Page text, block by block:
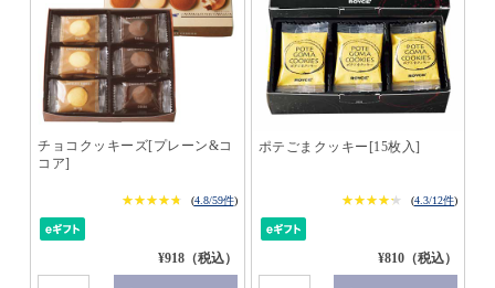
チョコクッキーズ[プレーン&コ
コア]
★★★★★
★★★★★ (4.8/59件)
¥918（税込）
ポテごまクッキー[15枚入]
★★★★★
★★★★★ (4.3/12件)
¥810（税込）